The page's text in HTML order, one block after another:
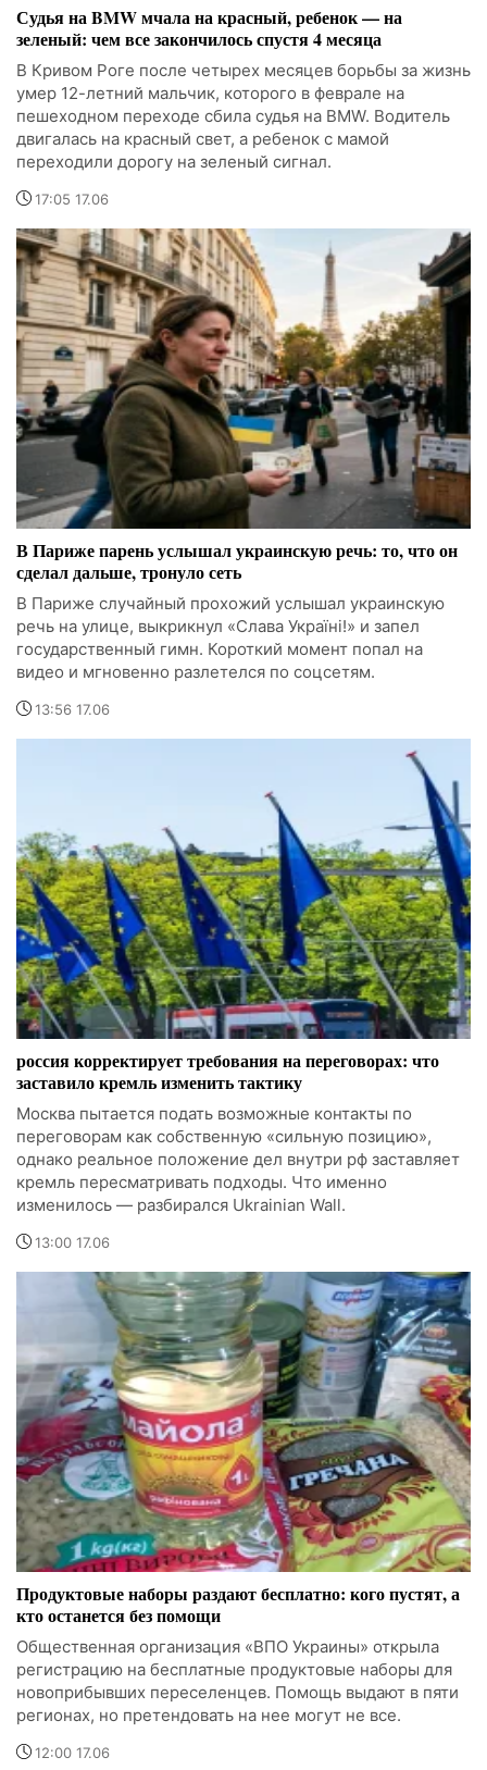
Судья на BMW мчала на красный, ребенок — на
зеленый: чем все закончилось спустя 4 месяца
В Кривом Роге после четырех месяцев борьбы за жизнь
умер 12-летний мальчик, которого в феврале на
пешеходном переходе сбила судья на BMW. Водитель
двигалась на красный свет, а ребенок с мамой
переходили дорогу на зеленый сигнал.
17:05 17.06
В Париже парень услышал украинскую речь: то, что он
сделал дальше, тронуло сеть
В Париже случайный прохожий услышал украинскую
речь на улице, выкрикнул «Слава Україні!» и запел
государственный гимн. Короткий момент попал на
видео и мгновенно разлетелся по соцсетям.
13:56 17.06
россия корректирует требования на переговорах: что
заставило кремль изменить тактику
Москва пытается подать возможные контакты по
переговорам как собственную «сильную позицию»,
однако реальное положение дел внутри рф заставляет
кремль пересматривать подходы. Что именно
изменилось — разбирался Ukrainian Wall.
13:00 17.06
Продуктовые наборы раздают бесплатно: кого пустят, а
кто останется без помощи
Общественная организация «ВПО Украины» открыла
регистрацию на бесплатные продуктовые наборы для
новоприбывших переселенцев. Помощь выдают в пяти
регионах, но претендовать на нее могут не все.
12:00 17.06